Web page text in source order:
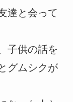
達と会って
子供の話を
グムシクが